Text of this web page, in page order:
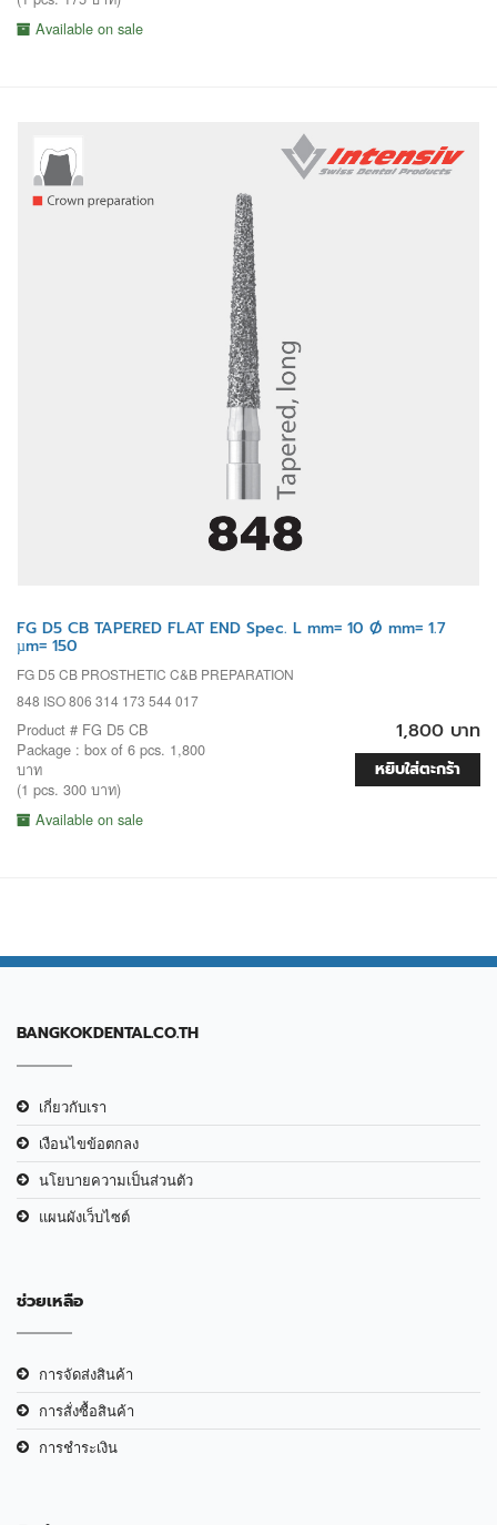
Available on sale
FG D5 CB TAPERED FLAT END Spec. L mm= 10 Ø mm= 1.7
µm= 150
FG D5 CB PROSTHETIC C&B PREPARATION
848 ISO 806 314 173 544 017
Product # FG D5 CB
Package : box of 6 pcs. 1,800
บาท
(1 pcs. 300 บาท)
Available on sale
1,800 บาท
หยิบใส่ตะกร้า
BANGKOKDENTAL.CO.TH
เกี่ยวกับเรา
เงือนไขข้อตกลง
นโยบายความเป็นส่วนตัว
แผนผังเว็บไซต์
ช่วยเหลือ
การจัดส่งสินค้า
การสั่งซื้อสินค้า
การชำระเงิน